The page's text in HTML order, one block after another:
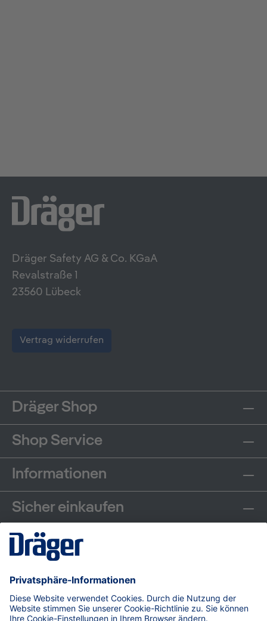
Dräger Safety AG & Co. KGaA
Revalstraße 1
23560 Lübeck
Vertrag widerrufen
Dräger Shop
Shop Service
Informationen
Sicher einkaufen
Communities
Zahlungsarten
Versand